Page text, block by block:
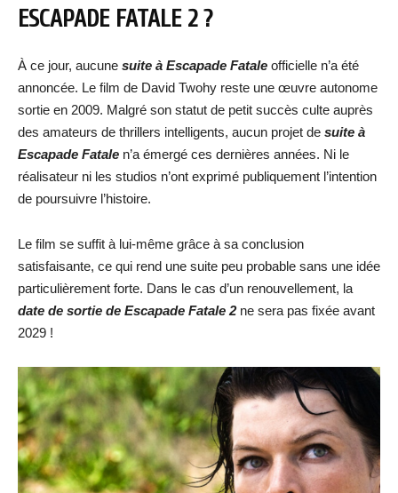
ESCAPADE FATALE 2 ?
À ce jour, aucune suite à Escapade Fatale officielle n’a été
annoncée. Le film de David Twohy reste une œuvre autonome
sortie en 2009. Malgré son statut de petit succès culte auprès
des amateurs de thrillers intelligents, aucun projet de suite à
Escapade Fatale n’a émergé ces dernières années. Ni le
réalisateur ni les studios n’ont exprimé publiquement l’intention
de poursuivre l’histoire.
Le film se suffit à lui-même grâce à sa conclusion
satisfaisante, ce qui rend une suite peu probable sans une idée
particulièrement forte. Dans le cas d’un renouvellement, la
date de sortie de Escapade Fatale 2 ne sera pas fixée avant
2029 !